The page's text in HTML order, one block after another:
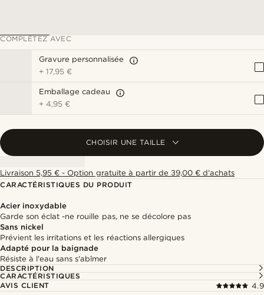
COMPLÉTEZ AVEC
Gravure personnalisée
+17,95 €
Emballage cadeau
+4,95 €
CHOISIR UNE TAILLE
Livraison 5,95 € - Option gratuite à partir de 39,00 € d'achats
CARACTÉRISTIQUES DU PRODUIT
Acier inoxydable
Garde son éclat -ne rouille pas, ne se décolore pas
Sans nickel
Prévient les irritations et les réactions allergiques
Adapté pour la baignade
Résiste à l'eau sans s'abîmer
DESCRIPTION
CARACTÉRISTIQUES
AVIS CLIENT
4.9